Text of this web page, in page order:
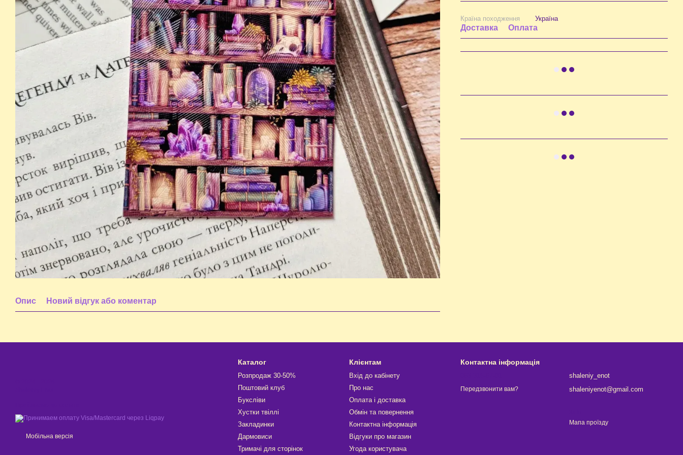
Опис Новий відгук або коментар
Країна походження Україна
Доставка Оплата
Мобільна версія
Каталог
Розпродаж 30-50%
Поштовий клуб
Буксліви
Хустки твіллі
Закладинки
Дармовиси
Тримачі для сторінок
Клієнтам
Вхід до кабінету
Про нас
Оплата і доставка
Обмін та повернення
Контактна інформація
Відгуки про магазин
Угода користувача
Контактна інформація
Передзвонити вам?
shaleniy_enot
shaleniyenot@gmail.com
Мапа проїзду